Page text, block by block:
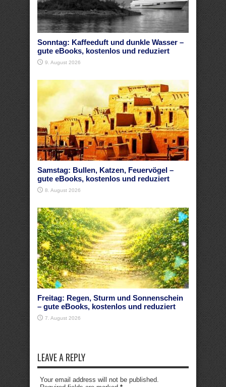
Sonntag: Kaffeeduft und dunkle Wasser –
gute eBooks, kostenlos und reduziert
9. August 2026
Samstag: Bullen, Katzen, Feuervögel –
gute eBooks, kostenlos und reduziert
8. August 2026
Freitag: Regen, Sturm und Sonnenschein
– gute eBooks, kostenlos und reduziert
7. August 2026
LEAVE A REPLY
Your email address will not be published.